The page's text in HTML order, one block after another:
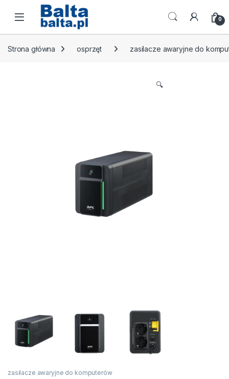
Skip to navigation
Skip to content
Open 0
Strona główna osprzęt zasilacze awaryjne do
🔍
zasilacze awaryjne do komputerów